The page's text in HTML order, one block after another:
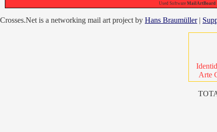
Used Software MailArtBoard
Crosses.Net is a networking mail art project by Hans Braumüller|
Arte